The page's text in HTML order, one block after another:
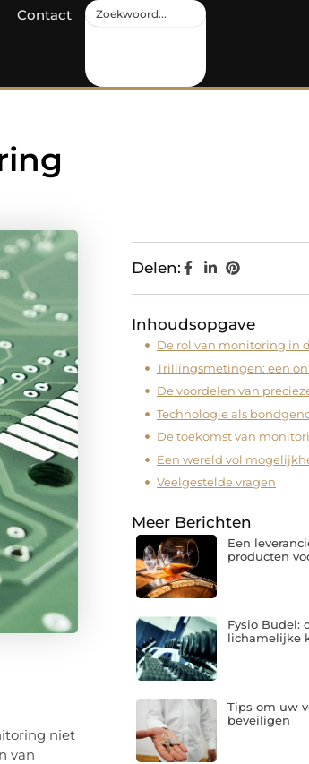
Contact
niet
van
Delen:
Inhoudsopgave
De rol van monitoring in
Trillingsmetingen: een
De voordelen van
Technologie als
De toekomst van
Een wereld vol
Veelgestelde vragen
Meer Berichten
Een
producten
Fysio Budel:
lichamelijke
Tips om uw
beveiligen